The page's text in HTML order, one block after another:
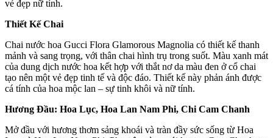
vẻ đẹp nữ tính.
Thiết Kế Chai
Chai nước hoa Gucci Flora Glamorous Magnolia có thiết kế thanh
mảnh và sang trọng, với thân chai hình trụ trong suốt. Màu xanh mát
của dung dịch nước hoa kết hợp với thắt nơ da màu đen ở cổ chai
tạo nên một vẻ đẹp tinh tế và độc đáo. Thiết kế này phản ánh được
cá tính của hoa mộc lan – sự tinh khôi và nữ tính.
Hương Đầu: Hoa Lục, Hoa Lan Nam Phi, Chi Cam Chanh
Mở đầu với hương thơm sảng khoái và tràn đầy sức sống từ Hoa